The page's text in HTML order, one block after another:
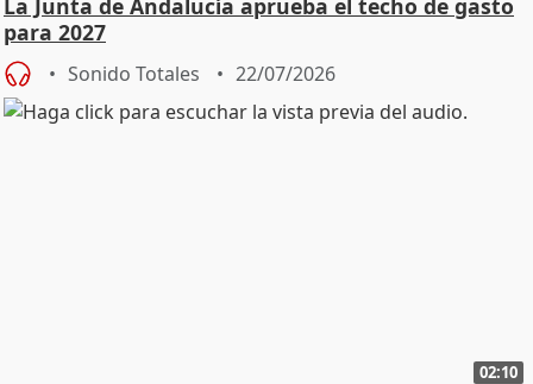
La Junta de Andalucía aprueba el techo de gasto
para 2027
Sonido Totales 22/07/2026
02:10